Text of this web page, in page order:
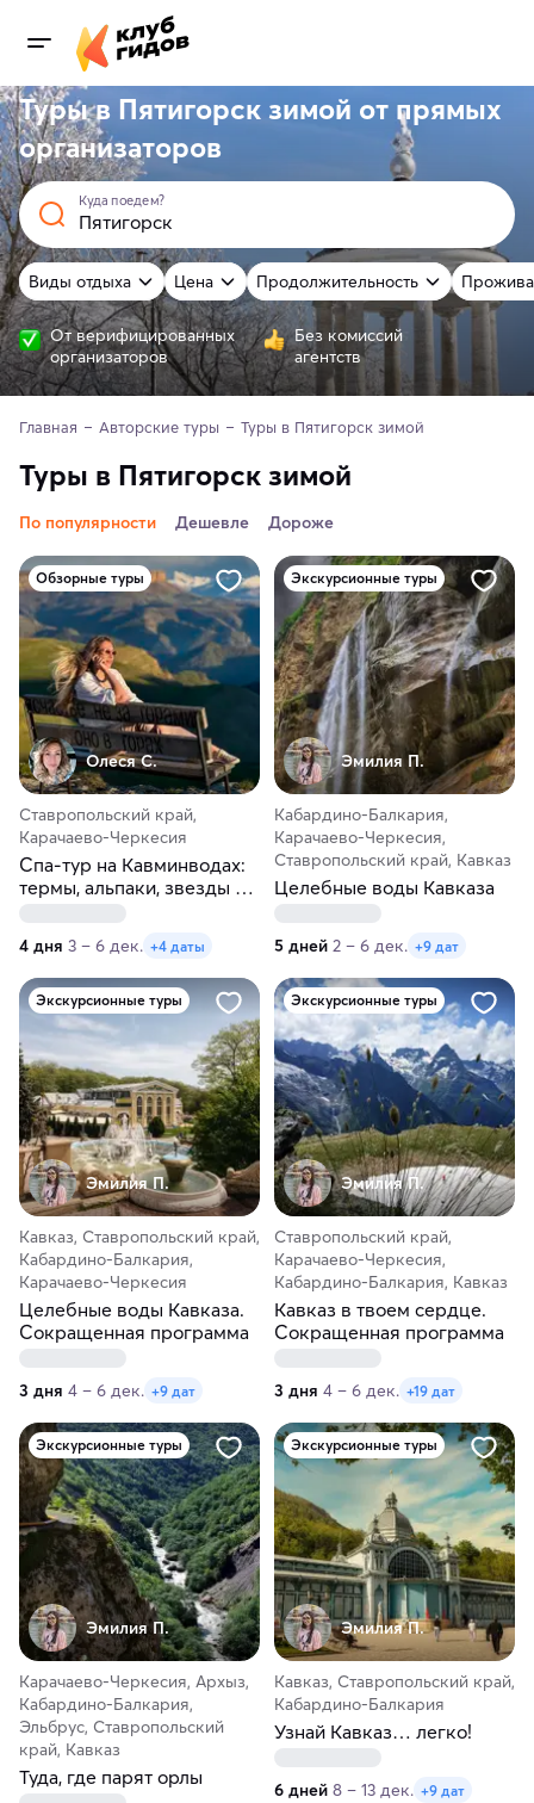
Туры в Пятигорск зимой от прямых
организаторов
Куда поедем?
Виды отдыха Цена Продолжительность
От верифицированных
организаторов
Без комиссий
агентств
Главная Авторские туры Туры в Пятигорск зимой
Туры в Пятигорск зимой
По популярности Дешевле Дороже
Обзорные туры
Олеся С.
Ставропольский край,
Карачаево-Черкесия
Спа-тур на Кавминводах:
термы, альпаки, звезды и
4 дня 3 – 6 дек. +4 даты
Экскурсионные туры
Эмилия П.
Кабардино-Балкария,
Карачаево-Черкесия,
Ставропольский край, Кавказ
Целебные воды Кавказа
5 дней 2 – 6 дек. +9 дат
Экскурсионные туры
Эмилия П.
Кавказ, Ставропольский край,
Кабардино-Балкария,
Карачаево-Черкесия
Целебные воды Кавказа.
Сокращенная программа
3 дня 4 – 6 дек. +9 дат
Экскурсионные туры
Эмилия П.
Ставропольский край,
Карачаево-Черкесия,
Кабардино-Балкария, Кавказ
Кавказ в твоем сердце.
Сокращенная программа
3 дня 4 – 6 дек. +19 дат
Экскурсионные туры
Эмилия П.
Карачаево-Черкесия, Архыз,
Кабардино-Балкария,
Эльбрус, Ставропольский
край, Кавказ
Туда, где парят орлы
Экскурсионные туры
Эмилия П.
Кавказ, Ставропольский край,
Кабардино-Балкария
Узнай Кавказ… легко!
6 дней 8 – 13 дек. +9 дат